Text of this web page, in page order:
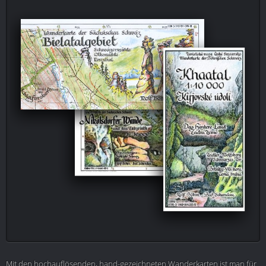
Mit den hochauflösenden, hand-gezeichneten Wanderkarten ist man für